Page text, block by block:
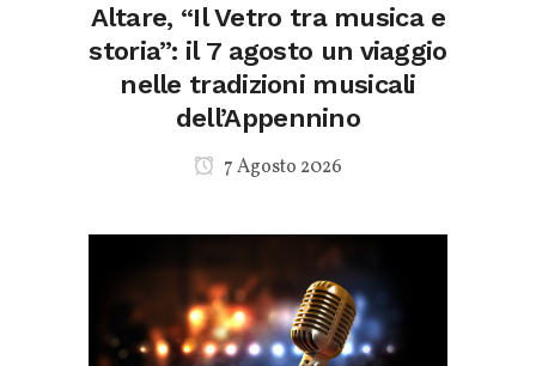
Altare, “Il Vetro tra musica e
storia”: il 7 agosto un viaggio
nelle tradizioni musicali
dell’Appennino
7 Agosto 2026